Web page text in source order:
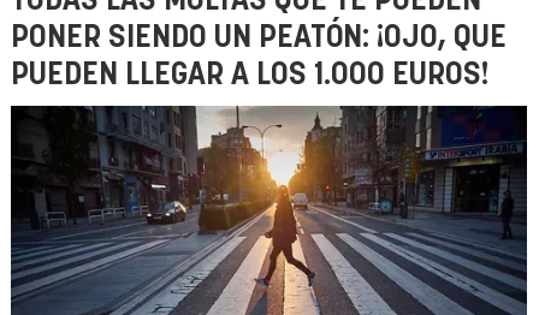
PONER SIENDO UN PEATÓN: ¡OJO, QUE
PUEDEN LLEGAR A LOS 1.000 EUROS!